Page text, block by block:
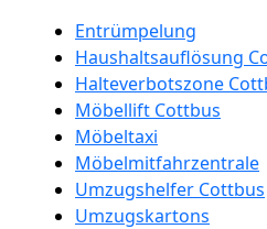
Entrümpelung
Haushaltsauflösung
Halteverbotszone
Möbellift Cottbus
Möbeltaxi
Möbelmitfahrzentrale
Umzugshelfer Cottbus
Umzugskartons